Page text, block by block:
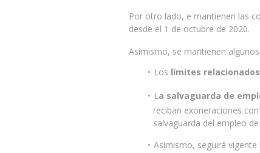
Por otro lado, e mantienen las
desde el 1 de octubre de 2020.
Asimismo, se mantienen
Los límites
La salvaguarda de
reciban exoneraciones
salvaguarda del empleo
Asimismo, seguirá